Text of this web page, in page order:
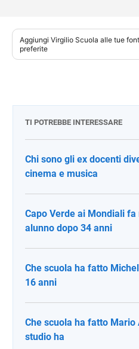
Aggiungi Virgilio Scuola alle tue
preferite
TI POTREBBE INTERESSARE
Chi sono gli ex docenti
cinema e musica
Capo Verde ai Mondiali
alunno dopo 34 anni
Che scuola ha fatto
16 anni
Che scuola ha fatto
studio ha